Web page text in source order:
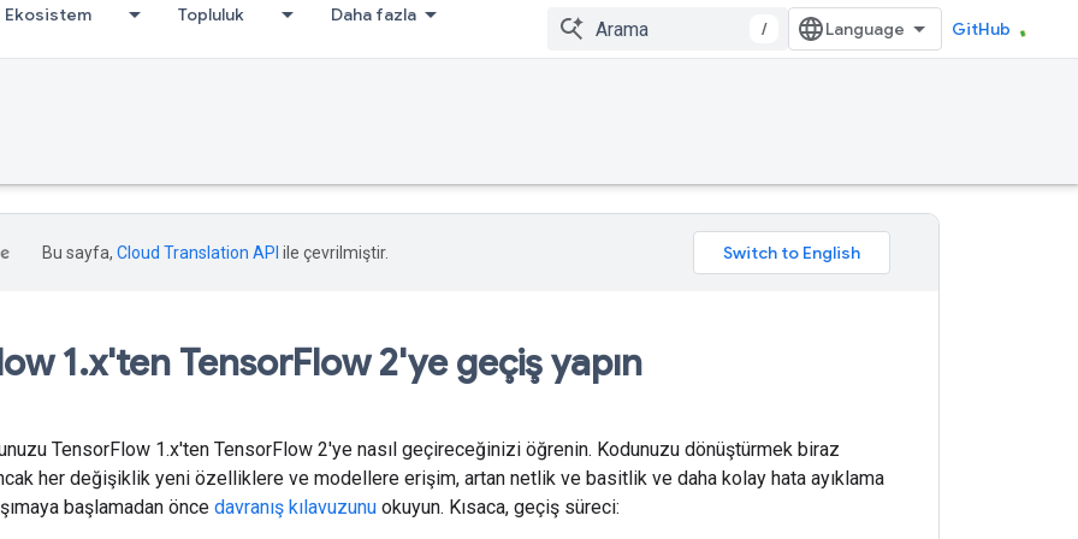
Ekosistem Topluluk Daha fazla
/ GitHub
Bu sayfa, Cloud Translation API ile çevrilmiştir.
1.x'ten TensorFlow 2'ye geçiş yapın
TensorFlow 1.x'ten TensorFlow 2'ye nasıl geçireceğinizi öğrenin. Kodunuzu dönüştürmek biraz
her değişiklik yeni özelliklere ve modellere erişim, artan netlik ve basitlik ve daha kolay hata ayıklama
başlamadan önce davranış kılavuzunu okuyun. Kısaca, geçiş süreci: